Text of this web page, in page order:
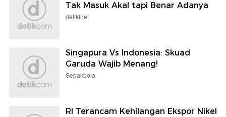
Tak Masuk Akal tapi Benar Adanya
detikInet
Singapura Vs Indonesia: Skuad
Garuda Wajib Menang!
Sepakbola
RI Terancam Kehilangan Ekspor Nikel